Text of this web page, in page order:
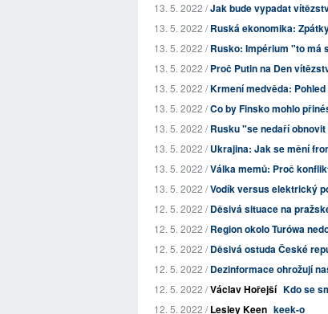
13. 5. 2022 /Jak bude vypadat
13. 5. 2022 /Ruská ekonomika:
13. 5. 2022 /Rusko: Impérium "to má
13. 5. 2022 /Proč Putin na Den
13. 5. 2022 /Krmení medvěda:
13. 5. 2022 /Co by Finsko mohlo
13. 5. 2022 /Rusku "se nedaří
13. 5. 2022 /Ukrajina: Jak se mění
13. 5. 2022 /Válka memů: Proč
13. 5. 2022 /Vodík versus elektrický
12. 5. 2022 /Děsivá situace na
12. 5. 2022 /Region okolo Turówa
12. 5. 2022 /Děsivá ostuda České
12. 5. 2022 /Dezinformace ohrožují
12. 5. 2022 /Václav Hořejší Kdo se
12. 5. 2022 /Lesley Keen keek-o